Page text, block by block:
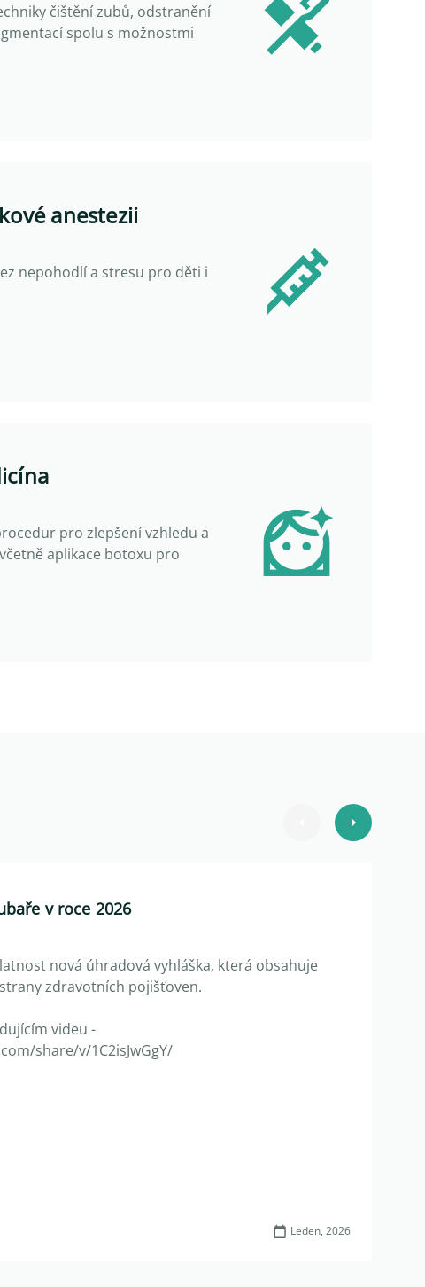
čištění zubů, odstranění
spolu s možnostmi
anestezii
nepohodlí a stresu pro děti i
pro zlepšení vzhledu a
aplikace botoxu pro
v roce 2026
nová úhradová vyhláška, která obsahuje
zdravotních pojišťoven.
videu -
share/v/1C2isJwGgY/
Leden, 2026